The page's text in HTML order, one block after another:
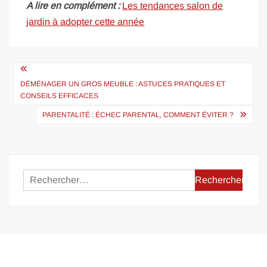
A lire en complément : Les tendances salon de
jardin à adopter cette année
Navigation
de
l’article
DÉMÉNAGER UN GROS MEUBLE : ASTUCES PRATIQUES ET
CONSEILS EFFICACES
PARENTALITÉ : ÉCHEC PARENTAL, COMMENT ÉVITER ?
Rechercher :